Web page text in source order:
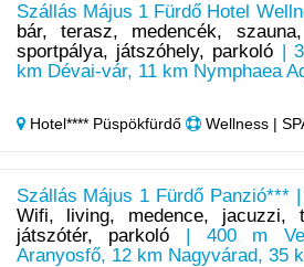
Szállás Május 1 Fürdő Hotel
bár, terasz, medencék,
sportpálya, játszóhely, parkoló |
km Dévai-vár, 11 km Nymphaea
Hotel**** Püspökfürdő Wellness |
Szállás Május 1 Fürdő Panzió*** |
Wifi, living, medence, jacuzzi,
játszótér, parkoló | 400 m
Aranyosfő, 12 km Nagyvárad, 35